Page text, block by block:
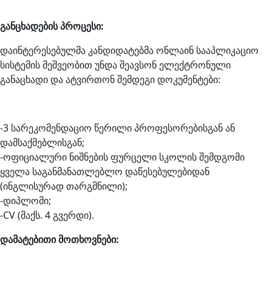
განცხადების პროცესი:
დაინტერესებულმა კანდიდატებმა ონლაინ სააპლიკაციო
სისტემის მეშვეობით უნდა შეავსონ ელექტრონული
განაცხადი და ატვირთონ შემდეგი დოკუმენტები:
-3 სარეკომენდაციო წერილი პროფესორებისგან ან
დამსაქმებლისგან;
-ოფიციალური ნიშნების ფურცელი სკოლის შემდგომი
ყველა საგანმანათლებლო დაწესებულებიდან
(ინგლისურად თარგმნილი);
-დიპლომი;
-CV (მაქს. 4 გვერდი).
დამატებითი მოთხოვნები: